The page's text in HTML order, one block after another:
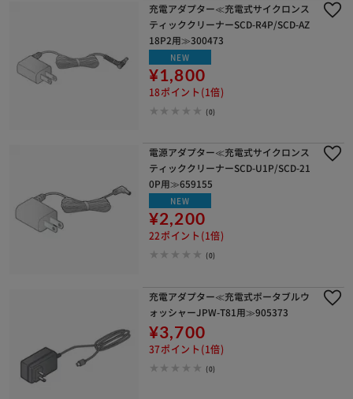
充電アダプター≪充電式サイクロンス
ティッククリーナーSCD-R4P/SCD-AZ
18P2用≫300473
NEW
¥1,800
18ポイント(1倍)
(0)
電源アダプター≪充電式サイクロンス
ティッククリーナーSCD-U1P/SCD-21
0P用≫659155
NEW
¥2,200
22ポイント(1倍)
(0)
充電アダプター≪充電式ポータブルウ
ォッシャーJPW-T81用≫905373
¥3,700
37ポイント(1倍)
(0)